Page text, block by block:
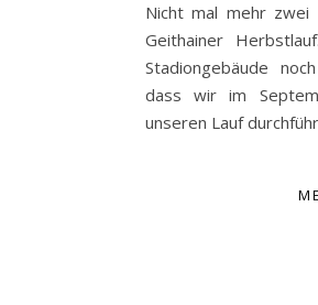
Nicht mal mehr
Geithainer
Stadiongebäude
dass wir im
unseren Lauf